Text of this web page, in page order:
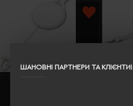
ШАНОВНІ ПАРТНЕРИ ТА КЛІЄНТИ!